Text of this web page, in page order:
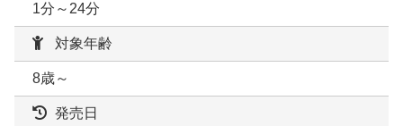
1分～24分
対象年齢
8歳～
発売日